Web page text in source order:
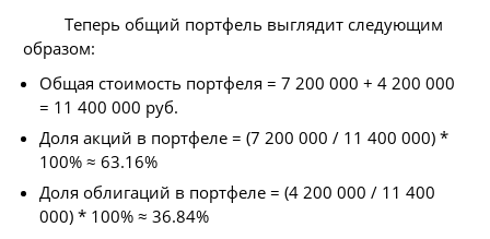
Теперь общий портфель выглядит следующим
образом:
Общая стоимость портфеля = 7 200 000 + 4 200 000
= 11 400 000 руб.
Доля акций в портфеле = (7 200 000 / 11 400 000) *
100% ≈ 63.16%
Доля облигаций в портфеле = (4 200 000 / 11 400
000) * 100% ≈ 36.84%